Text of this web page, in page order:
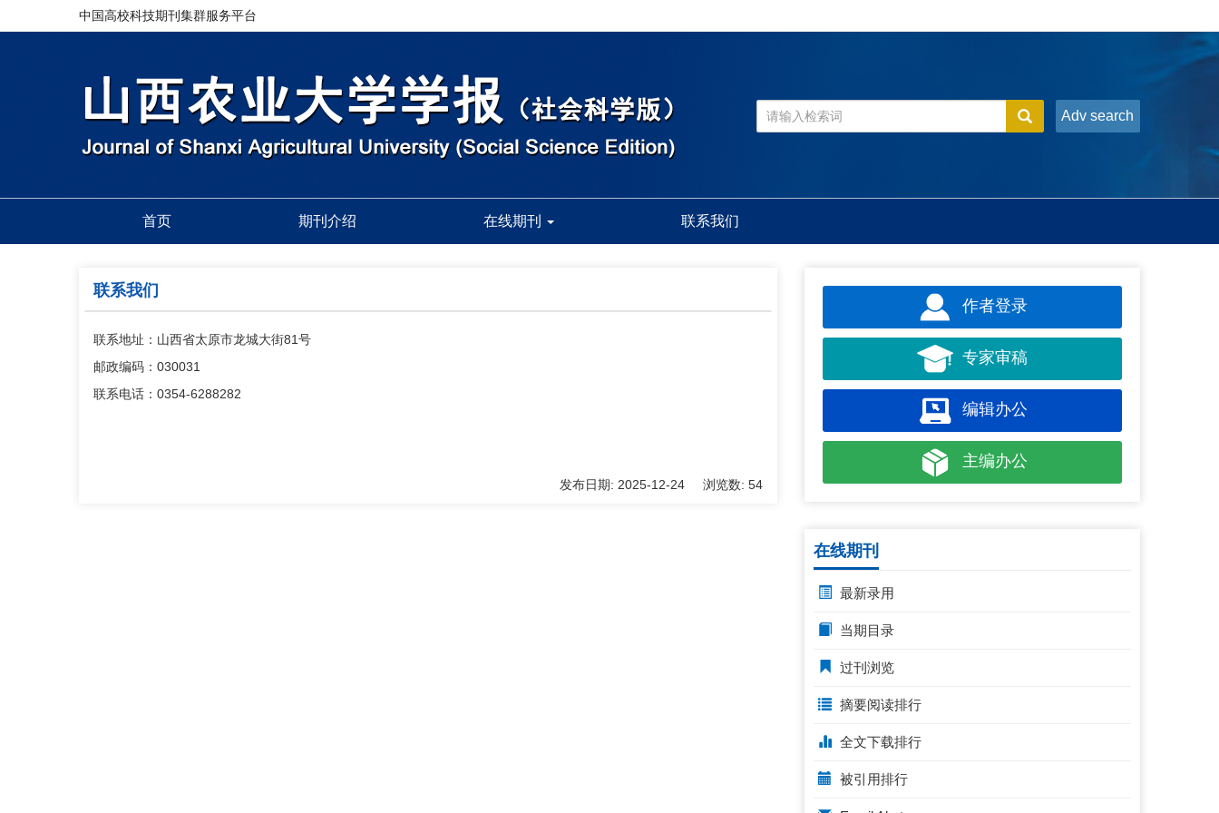
中国高校科技期刊集群服务平台
Adv search
首页 期刊介绍 在线期刊 联系我们
联系我们
联系地址：山西省太原市龙城大街81号
邮政编码：030031
联系电话：0354-6288282
发布日期: 2025-12-24 浏览数: 54
作者登录
专家审稿
编辑办公
主编办公
在线期刊
最新录用
当期目录
过刊浏览
摘要阅读排行
全文下载排行
被引用排行